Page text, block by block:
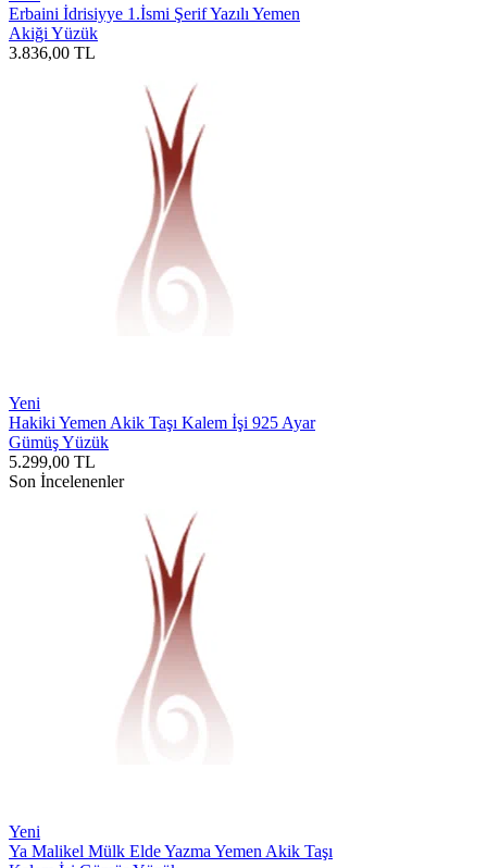
Erbaini İdrisiyye 1.İsmi Şerif Yazılı Yemen
Akiği Yüzük
3.836,00 TL
Yeni
Hakiki Yemen Akik Taşı Kalem İşi 925 Ayar
Gümüş Yüzük
5.299,00 TL
Son İncelenenler
Yeni
Ya Malikel Mülk Elde Yazma Yemen Akik Taşı